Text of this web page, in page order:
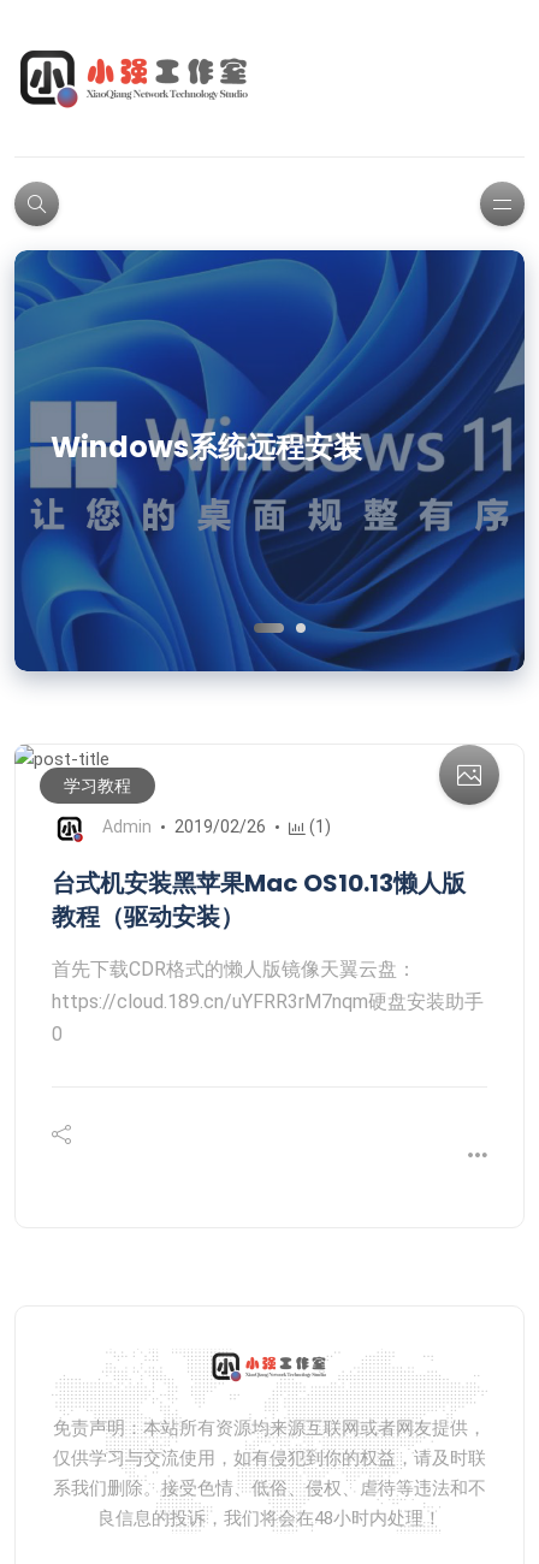
Windows系统远程安装
PS软件
学习教程
Admin 2019/02/26 (1)
台式机安装黑苹果Mac OS10.13懒人版
教程（驱动安装）
首先下载CDR格式的懒人版镜像天翼云盘：
https://cloud.189.cn/uYFRR3rM7nqm硬盘安装助手
0
免责声明：本站所有资源均来源互联网或者网友提供，
仅供学习与交流使用，如有侵犯到你的权益，请及时联
系我们删除。接受色情、低俗、侵权、虐待等违法和不
良信息的投诉，我们将会在48小时内处理！